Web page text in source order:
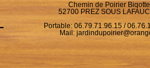
Chemin de Poirier Biqotte
52700 PREZ SOUS
Portable: 06.79.71.96.15 /
Mail: